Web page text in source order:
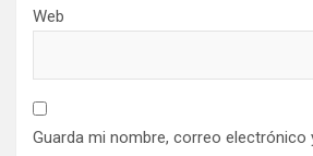
Web
Guarda mi nombre, correo electrónico